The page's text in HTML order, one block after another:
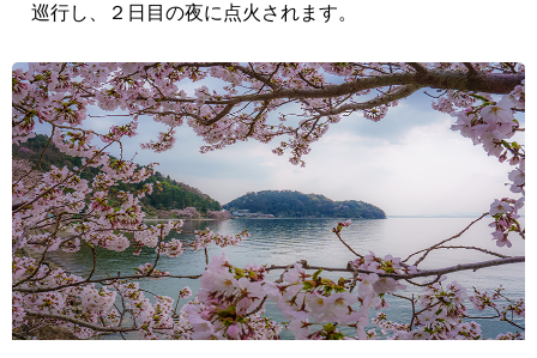
巡行し、２日目の夜に点火されます。